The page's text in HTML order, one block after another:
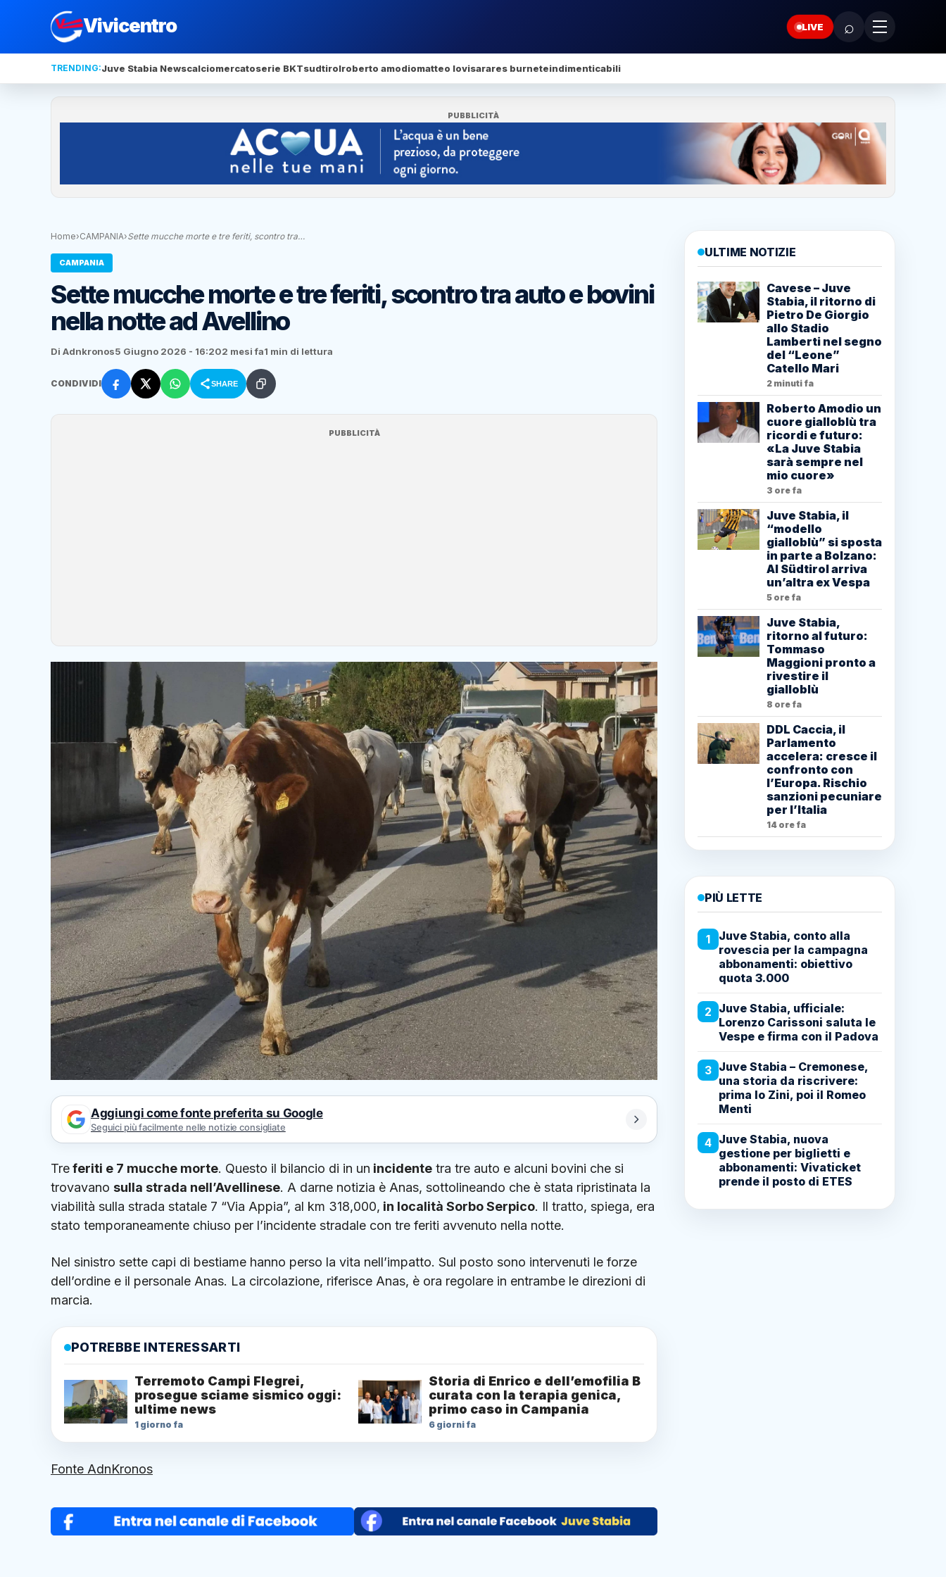
Vivicentro LIVE ⌕
TRENDING:Juve Stabia Newscalciomercatoserie BKTsudtirolroberto amodiomatteo lovisarares burneteindimenticabili
PUBBLICITÀ
Home›CAMPANIA›Sette mucche morte e tre feriti, scontro tra…
CAMPANIA
Sette mucche morte e tre feriti, scontro tra auto e bovini
nella notte ad Avellino
Di Adnkronos5 Giugno 2026 - 16:202 mesi fa1 min di lettura
CONDIVIDI SHARE
PUBBLICITÀ
Aggiungi come fonte preferita su Google
Seguici più facilmente nelle notizie consigliate
Treferiti e 7 mucche morte. Questo il bilancio di in un incidente tra tre auto e alcuni bovini che si
trovavano sulla strada nell’Avellinese. A darne notizia è Anas, sottolineando che è stata ripristinata la
viabilità sulla strada statale 7 “Via Appia”, al km 318,000, in località Sorbo Serpico. Il tratto, spiega, era
stato temporaneamente chiuso per l’incidente stradale con tre feriti avvenuto nella notte.
Nel sinistro sette capi di bestiame hanno perso la vita nell’impatto. Sul posto sono intervenuti le forze
dell’ordine e il personale Anas. La circolazione, riferisce Anas, è ora regolare in entrambe le direzioni di
marcia.
POTREBBE INTERESSARTI
Terremoto Campi Flegrei,
prosegue sciame sismico oggi:
ultime news
1 giorno fa
Storia di Enrico e dell’emofilia B
curata con la terapia genica,
primo caso in Campania
6 giorni fa
Fonte AdnKronos
ULTIME NOTIZIE
Cavese – Juve
Stabia, il ritorno di
Pietro De Giorgio
allo Stadio
Lamberti nel segno
del “Leone”
Catello Mari
2 minuti fa
Roberto Amodio un
cuore gialloblù tra
ricordi e futuro:
«La Juve Stabia
sarà sempre nel
mio cuore»
3 ore fa
Juve Stabia, il
“modello
gialloblù” si sposta
in parte a Bolzano:
Al Südtirol arriva
un’altra ex Vespa
5 ore fa
Juve Stabia,
ritorno al futuro:
Tommaso
Maggioni pronto a
rivestire il
gialloblù
8 ore fa
DDL Caccia, il
Parlamento
accelera: cresce il
confronto con
l’Europa. Rischio
sanzioni pecuniare
per l’Italia
14 ore fa
PIÙ LETTE
1
Juve Stabia, conto alla
rovescia per la campagna
abbonamenti: obiettivo
quota 3.000
2 Juve Stabia, ufficiale:
Lorenzo Carissoni saluta le
Vespe e firma con il Padova
3 Juve Stabia – Cremonese,
una storia da riscrivere:
prima lo Zini, poi il Romeo
Menti
4 Juve Stabia, nuova
gestione per biglietti e
abbonamenti: Vivaticket
prende il posto di ETES